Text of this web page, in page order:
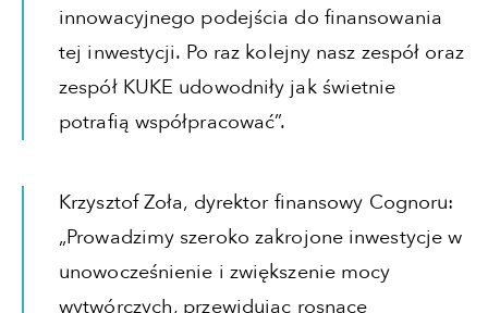
innowacyjnego podejścia do finansowania
tej inwestycji. Po raz kolejny nasz zespół oraz
zespół KUKE udowodniły jak świetnie
potrafią współpracować”.
Krzysztof Zoła, dyrektor finansowy Cognoru:
„Prowadzimy szeroko zakrojone inwestycje w
unowocześnienie i zwiększenie mocy
wytwórczych, przewidując rosnące